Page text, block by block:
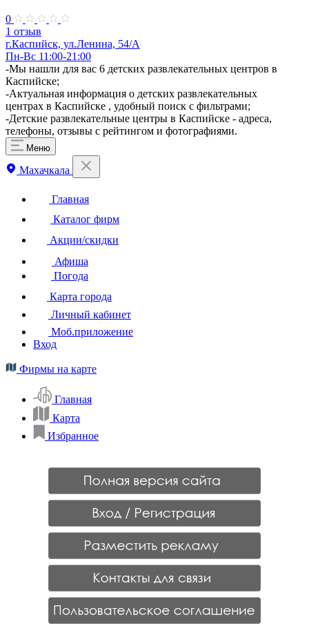
0
1 отзыв
г.Каспийск, ул.Ленина, 54/А
Пн-Вс 11:00-21:00
-Мы нашли для вас 6 детских развлекательных центров в
Каспийске;
-Актуальная информация о детских развлекательных
центрах в Каспийске , удобный поиск с фильтрами;
-Детские развлекательные центры в Каспийске - адреса,
телефоны, отзывы с рейтингом и фотографиями.
Меню
Махачкала
Главная
Каталог фирм
Акции/скидки
Афиша
Погода
Карта города
Личный кабинет
Моб.приложение
Вход
Фирмы на карте
Главная
Карта
Избранное